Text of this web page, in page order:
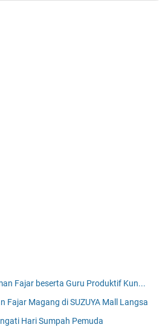
Fajar beserta Guru Produktif Kun...
Fajar Magang di SUZUYA Mall Langsa
Hari Sumpah Pemuda